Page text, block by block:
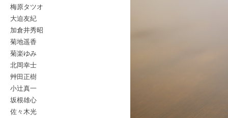
梅原タツオ
大迫友紀
加倉井秀昭
菊地遥香
菊楽ゆみ
北岡幸士
艸田正樹
小辻真一
坂根雄心
佐々木光